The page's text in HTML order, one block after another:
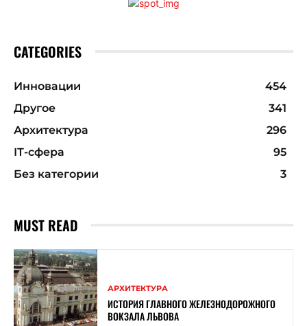
CATEGORIES
Инновации
454
Другое
341
Архитектура
296
ІТ-сфера
95
Без категории
3
MUST READ
АРХИТЕКТУРА
ИСТОРИЯ ГЛАВНОГО ЖЕЛЕЗНОДОРОЖНОГО
ВОКЗАЛА ЛЬВОВА